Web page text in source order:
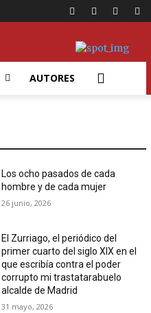
AUTORES
Los ocho pasados de cada
hombre y de cada mujer
26 junio, 2026
El Zurriago, el periódico del
primer cuarto del siglo XIX en el
que escribía contra el poder
corrupto mi trastatarabuelo
alcalde de Madrid
31 mayo, 2026